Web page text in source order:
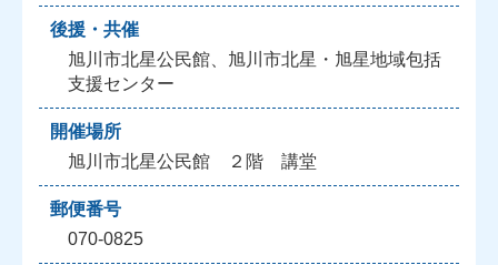
後援・共催
旭川市北星公民館、旭川市北星・旭星地域包括
支援センター
開催場所
旭川市北星公民館 ２階 講堂
郵便番号
070-0825